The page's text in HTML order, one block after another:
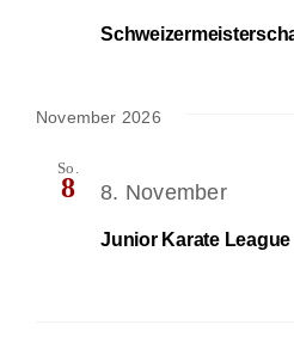
November 2026
So.
8
Junior Karate League
8. November